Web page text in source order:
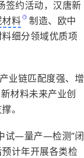
签约活动，汉唐新
料
制造、欧中
细分领域优质项
业链匹配度强、增
新材料未来产业创
。
试—量产—检测”闭
计年开展各类检